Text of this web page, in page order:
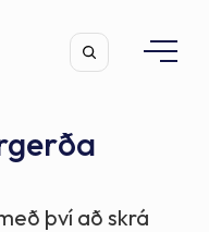
því að skrá